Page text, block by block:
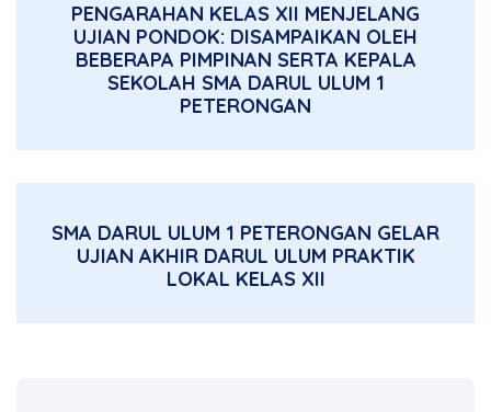
PENGARAHAN KELAS XII MENJELANG
UJIAN PONDOK: DISAMPAIKAN OLEH
BEBERAPA PIMPINAN SERTA KEPALA
SEKOLAH SMA DARUL ULUM 1
PETERONGAN
SMA DARUL ULUM 1 PETERONGAN GELAR
UJIAN AKHIR DARUL ULUM PRAKTIK
LOKAL KELAS XII